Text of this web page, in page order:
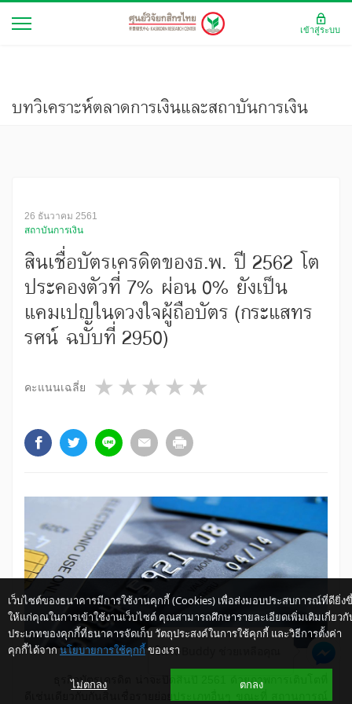
บทวิเคราะห์ตลาดการเงินและสถาบันการเงิน
26 ธันวาคม 2561
สถาบันการเงิน
สินเชื่อบัตรเครดิตของธ.พ. ปี 2562 โต
ประคองตัวที่ 7% ผ่อน 0% ยังเป็น
แคมเปญในดวงใจผู้ถือบัตร (กระแสทร
รศน์ ฉบับที่ 2950)
คะแนนเฉลี่ย 4 stars
3 stars
2 stars
1 star
​ ​ธุรกิจบัตรเครดิต น่าจะปิดสิ้นปี 2561 ด้วยภาพการเติบโตที่
เว็บไซต์ของธนาคารมีการใช้งานคุกกี้ (Cookies) เพื่อส่งมอบประสบการณ์ที่ดียิ่ง
ให้แก่คุณในการเข้าใช้งานเว็บไซต์ คุณสามารถศึกษารายละเอียดเพิ่มเติมเกี่ยวกั
ประเภทของคุกกี้ที่ธนาคารจัดเก็บ วัตถุประสงค์ในการใช้คุกกี้ และวิธีการตั้งค่า
คุกกี้ได้จาก นโยบายการใช้คุกกี้ ของเรา
ไม่ตกลง ตกลง
เข้าสู่ระบบ
ให้ K-Buddy ช่วยเหลือคุณ